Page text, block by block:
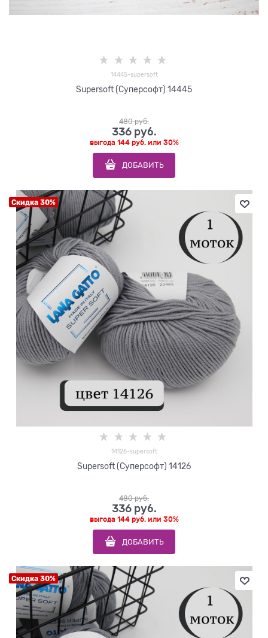
14445-supersoft
Supersoft (Суперсофт) 14445
480 руб.
336 руб.
выгода 144 руб.или 30%
ДОБАВИТЬ
Скидка 30%
14126-supersoft
Supersoft (Суперсофт) 14126
480 руб.
336 руб.
выгода 144 руб.или 30%
ДОБАВИТЬ
Скидка 30%